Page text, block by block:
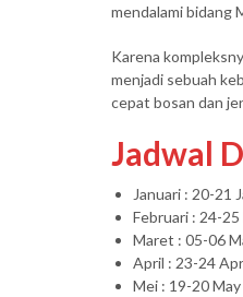
mendalami bidang
Karena
menjadi sebuah
cepat bosan dan
Jadwal
Januari : 20-21
Februari : 24-
Maret : 05-06
April : 23-24
Mei : 19-20